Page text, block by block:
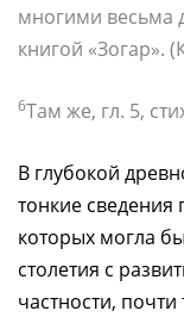
многими весьма
книгой «Зогар».
6Там же, гл. 5,
В глубокой
тонкие сведения
которых могла
столетия с
частности,